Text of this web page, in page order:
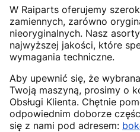
W Raiparts oferujemy
zamiennych, zarówno
nieoryginalnych. Nasz
najwyższej jakości, które
wymagania techniczne.
Aby upewnić się, że
Twoją maszyną, prosimy o
Obsługi Klienta. Chętnie
odpowiednim doborze
się z nami pod adresem: